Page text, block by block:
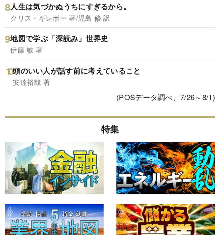
人生は気づかぬうちにすぎるから。
クリス・ギレボー 著/児島 修 訳
地図で学ぶ「深読み」世界史
伊藤 敏 著
頭のいい人が話す前に考えていること
安達裕哉 著
(POSデータ調べ、7/26～8/1)
特集